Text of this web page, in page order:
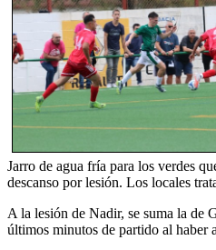
Jarro de agua fría para los verdes
descanso por lesión. Los locales
A la lesión de Nadir, se suma la de
últimos minutos de partido al haber